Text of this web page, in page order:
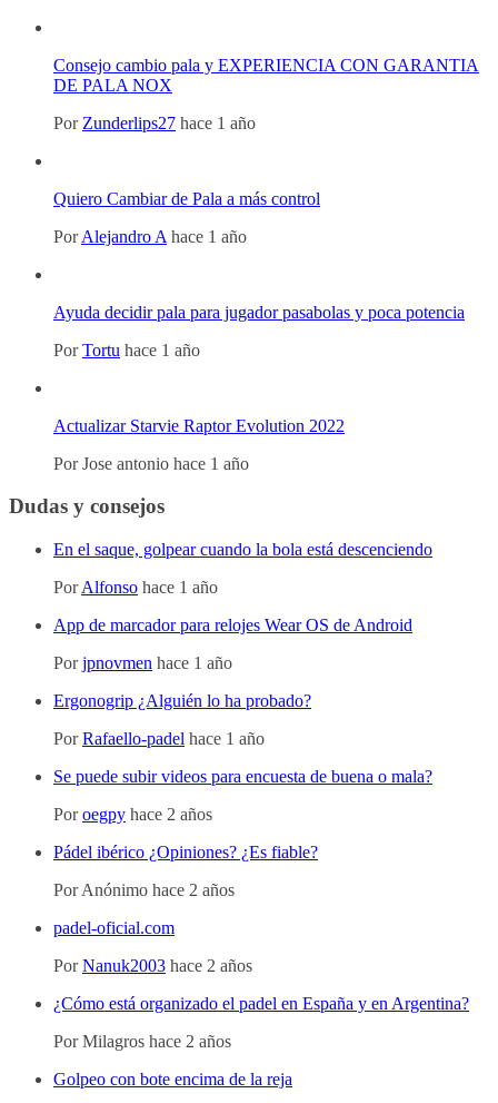
Consejo cambio pala y EXPERIENCIA CON GARANTIA
DE PALA NOX
Por Zunderlips27 hace 1 año
Quiero Cambiar de Pala a más control
PorAlejandro A hace 1 año
Ayuda decidir pala para jugador pasabolas y poca potencia
PorTortu hace 1 año
Actualizar Starvie Raptor Evolution 2022
PorJose antonio hace 1 año
Dudas y consejos
En el saque, golpear cuando la bola está descenciendo
PorAlfonso hace 1 año
App de marcador para relojes Wear OS de Android
Porjpnovmen hace 1 año
Ergonogrip ¿Alguién lo ha probado?
PorRafaello-padel hace 1 año
Se puede subir videos para encuesta de buena o mala?
Poroegpy hace 2 años
Pádel ibérico ¿Opiniones? ¿Es fiable?
PorAnónimo hace 2 años
padel-oficial.com
PorNanuk2003 hace 2 años
¿Cómo está organizado el padel en España y en Argentina?
PorMilagros hace 2 años
Golpeo con bote encima de la reja